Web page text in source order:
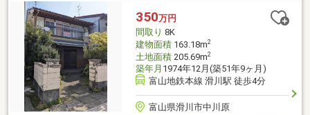
350万円
間取り 8K
建物面積163.18m2
土地面積205.69m2
築年月 1974年12月(築51年9ヶ月)
富山地鉄本線 滑川駅 徒歩4分
富山県滑川市中川原